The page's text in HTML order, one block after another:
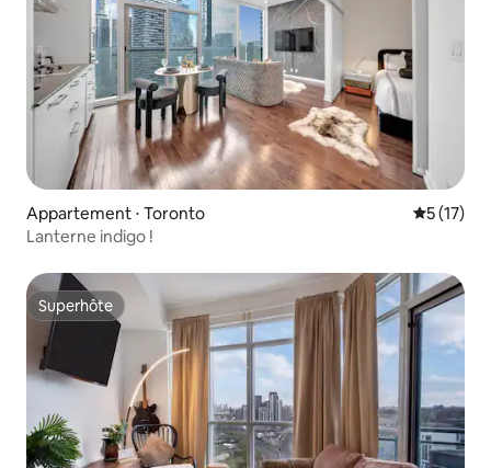
Appartement ⋅ Toronto
5 (17)
Lanterne indigo !
Superhôte
Superhôte